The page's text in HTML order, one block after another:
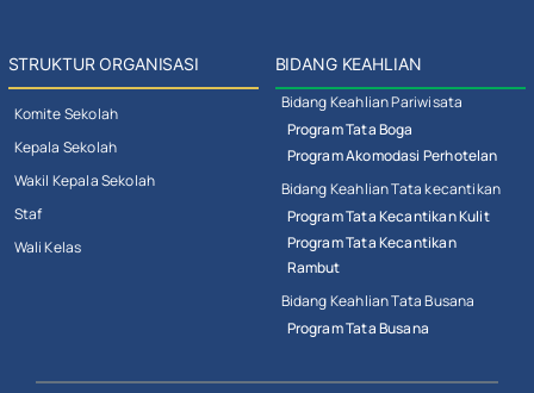
STRUKTUR ORGANISASI
Komite Sekolah
Kepala Sekolah
Wakil Kepala Sekolah
Staf
Wali Kelas
BIDANG KEAHLIAN
Bidang Keahlian Pariwisata
Program Tata Boga
Program Akomodasi Perhotelan
Bidang Keahlian Tata kecantikan
Program Tata Kecantikan Kulit
Program Tata Kecantikan
Rambut
Bidang Keahlian Tata Busana
Program Tata Busana